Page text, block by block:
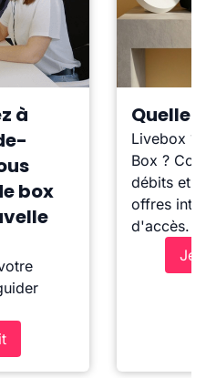
à
box
Quelle
Livebox ?
Box ?
débits et
offres
d'accès.
Je